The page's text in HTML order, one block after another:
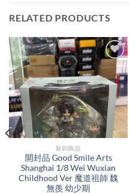
RELATED PRODUCTS
新到商品​
開封品 Good Smile Arts
Shanghai 1/8 Wei Wuxian
Childhood Ver 魔道祖師 魏
無羨 幼少期